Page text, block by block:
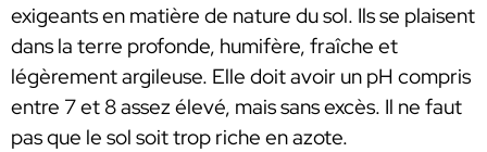
exigeants en matière de nature du sol. Ils se plaisent
dans la terre profonde, humifère, fraîche et
légèrement argileuse. Elle doit avoir un pH compris
entre 7 et 8 assez élevé, mais sans excès. Il ne faut
pas que le sol soit trop riche en azote.